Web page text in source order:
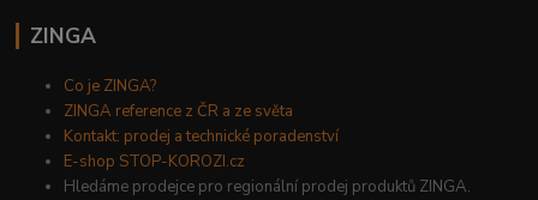
ZINGA
Co je ZINGA?
ZINGA reference z ČR a ze světa
Kontakt: prodej a technické poradenství
E-shop STOP-KOROZI.cz
Hledáme prodejce pro regionální prodej produktů ZINGA.